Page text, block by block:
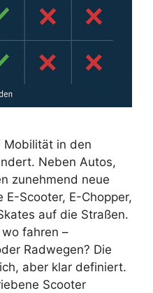
Mobilität in den
Neben Autos,
zunehmend neue
Scooter, E-Chopper,
auf die Straßen.
fahren –
Radwegen? Die
aber klar definiert.
Scooter